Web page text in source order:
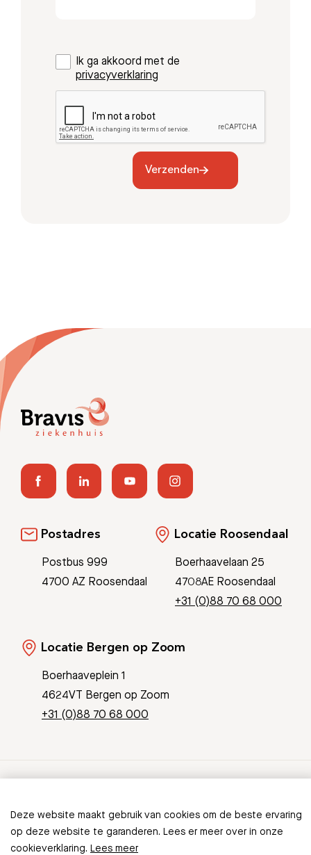
Deze website maakt gebruik van cookies om de beste ervaring
op deze website te garanderen. Lees er meer over in onze
cookieverklaring. Lees meer
Meest gezocht:
Ik ga akkoord met de
privacyverklaring
Verzenden
Postadres
Postbus 999
4700 AZ Roosendaal
Locatie Roosendaal
Boerhaavelaan 25
4708AE Roosendaal
+31 (0)88 70 68 000
Locatie Bergen op Zoom
Boerhaaveplein 1
4624VT Bergen op Zoom
+31 (0)88 70 68 000
Patient Journey App
Contact
Informatieveiligheid
Sitemap